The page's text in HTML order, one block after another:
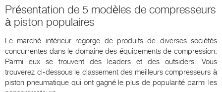
Présentation de 5 modèles de compresseurs
à piston populaires
Le marché intérieur regorge de produits de diverses sociétés
concurrentes dans le domaine des équipements de compression.
Parmi eux se trouvent des leaders et des outsiders. Vous
trouverez ci-dessous le classement des meilleurs compresseurs à
piston pneumatique qui ont gagné le plus de popularité parmi les